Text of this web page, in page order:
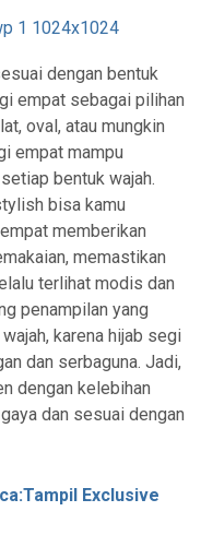
dengan bentuk
empat sebagai pilihan
oval, atau mungkin
empat mampu
bentuk wajah.
bisa kamu
memberikan
memastikan
terlihat modis dan
penampilan yang
karena hijab segi
dan serbaguna. Jadi,
dengan kelebihan
dan sesuai dengan
Exclusive